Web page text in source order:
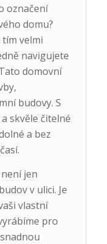
označení
domu?
velmi
navigujete
domovní
budovy. S
skvěle čitelné
a bez
jen
v ulici. Je
vlastní
pro